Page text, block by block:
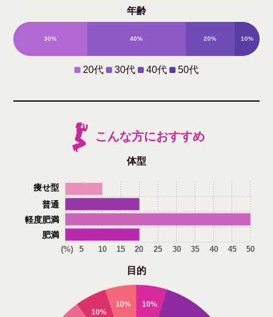
年齢
30% 40% 20% 10%
20代 30代 40代 50代
こんな方におすすめ
体型
肥満
軽度肥満
普通
痩せ型
(%) 5 10 15 20 25 30 35 40 45 50
目的
10%
10% 10%